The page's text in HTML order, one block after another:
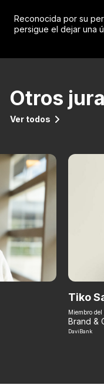
Reconocida por su
persigue el dejar una
Otros
Ver todos
Tiko
Miembro
Brand &
DaviBank